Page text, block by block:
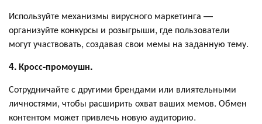
Используйте механизмы вирусного маркетинга —
организуйте конкурсы и розыгрыши, где пользователи
могут участвовать, создавая свои мемы на заданную тему.
4. Кросс-промоушн.
Сотрудничайте с другими брендами или влиятельными
личностями, чтобы расширить охват ваших мемов. Обмен
контентом может привлечь новую аудиторию.